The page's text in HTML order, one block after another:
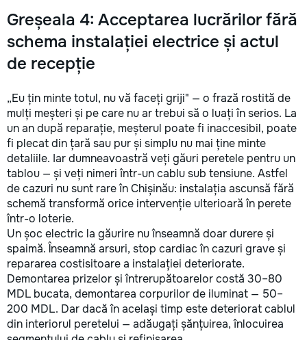
Greșeala 4: Acceptarea lucrărilor fără
schema instalației electrice și actul
de recepție
„Eu țin minte totul, nu vă faceți griji" — o frază rostită de
mulți meșteri și pe care nu ar trebui să o luați în serios. La
un an după reparație, meșterul poate fi inaccesibil, poate
fi plecat din țară sau pur și simplu nu mai ține minte
detaliile. Iar dumneavoastră veți găuri peretele pentru un
tablou — și veți nimeri într-un cablu sub tensiune. Astfel
de cazuri nu sunt rare în Chișinău: instalația ascunsă fără
schemă transformă orice intervenție ulterioară în perete
într-o loterie.
Un șoc electric la găurire nu înseamnă doar durere și
spaimă. Înseamnă arsuri, stop cardiac în cazuri grave și
repararea costisitoare a instalației deteriorate.
Demontarea prizelor și întrerupătoarelor costă 30–80
MDL bucata, demontarea corpurilor de iluminat — 50–
200 MDL. Dar dacă în același timp este deteriorat cablul
din interiorul peretelui — adăugați șănțuirea, înlocuirea